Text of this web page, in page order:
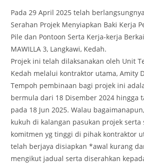
Pada 29 April 2025 telah
Serahan Projek Menyiapkan Baki Kerja
Pile dan Pontoon Serta Kerja-kerja
MAWILLA 3, Langkawi, Kedah.
Projek ini telah dilaksanakan oleh Unit
Kedah melalui kontraktor utama, Amity
Tempoh pembinaan bagi projek ini
bermula dari 18 Disember 2024 hingga
pada 18 Jun 2025. Walau
kukuh di kalangan pasukan projek serta
komitmen yg tinggi di pihak kontraktor
telah berjaya disiapkan *awal kurang
mengikut jadual serta diserahkan